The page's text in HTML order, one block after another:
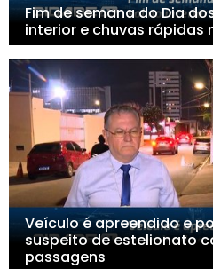
Fim de semana do Dia
interior e chuvas rápidas
Veículo é apreendido e
suspeito de estelionato
passagens